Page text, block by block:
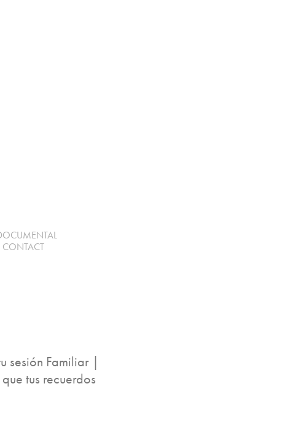
CONTACT
Familiar |
tus recuerdos